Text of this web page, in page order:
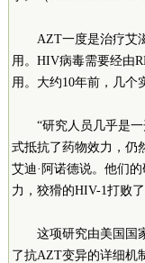
AZT一度是治疗艾
用。HIV病毒需要经由
用。大约10年前，几个
“研究人员几乎是
式抵抗了药物效力，仍
艾迪·阿诺德说。他们
力，狡猾的HIV-1打败
这项研究由美国国
了抗AZT变异的详细机